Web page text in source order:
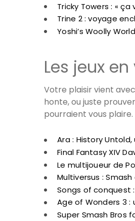
Tricky Towers : «
Trine 2 : voyage
Yoshi’s Woolly
Les jeux
Votre plaisir vient
honte, ou juste
pourraient vous plaire.
Ara : History
Final Fantasy XIV
Le multijoueur de
Multiversus :
Songs of conquest
Age of Wonders 3 :
Super Smash Bros